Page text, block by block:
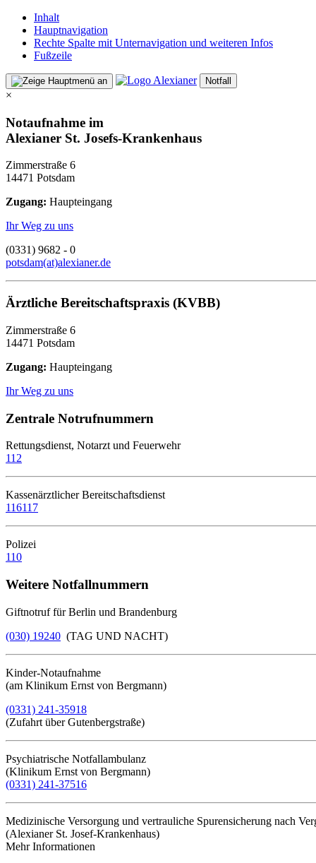
Inhalt
Hauptnavigation
Rechte Spalte mit Unternavigation und weiteren Infos
Fußzeile
Notfall
×
Notaufnahme im
Alexianer St. Josefs-Krankenhaus
Zimmerstraße 6
14471 Potsdam
Zugang: Haupteingang
Ihr Weg zu uns
(0331) 9682 - 0
potsdam(at)alexianer.de
Ärztliche Bereitschaftspraxis (KVBB)
Zimmerstraße 6
14471 Potsdam
Zugang: Haupteingang
Ihr Weg zu uns
Zentrale Notrufnummern
Rettungsdienst, Notarzt und Feuerwehr
112
Kassenärztlicher Bereitschaftsdienst
116117
Polizei
110
Weitere Notfallnummern
Giftnotruf für Berlin und Brandenburg
(030) 19240 (TAG UND NACHT)
Kinder-Notaufnahme
(am Klinikum Ernst von Bergmann)
(0331) 241-35918
(Zufahrt über Gutenbergstraße)
Psychiatrische Notfallambulanz
(Klinikum Ernst von Bergmann)
(0331) 241-37516
Medizinische Versorgung und vertrauliche Spurensicherung nach
(Alexianer St. Josef-Krankenhaus)
Mehr Informationen​​​​​​​